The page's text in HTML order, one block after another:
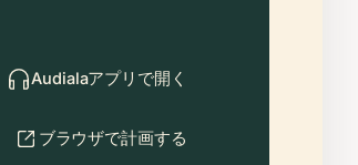
Audialaアプリで開く
ブラウザで計画する